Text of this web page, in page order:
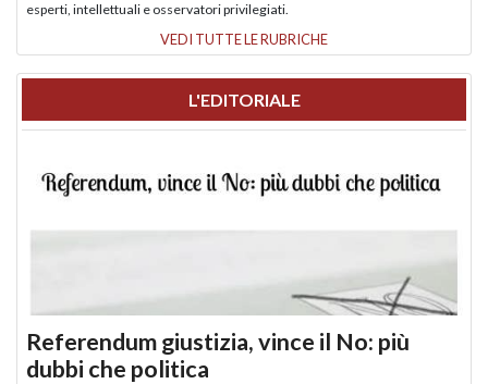
esperti, intellettuali e osservatori privilegiati.
VEDI TUTTE LE RUBRICHE
L'EDITORIALE
Referendum giustizia, vince il No: più
dubbi che politica